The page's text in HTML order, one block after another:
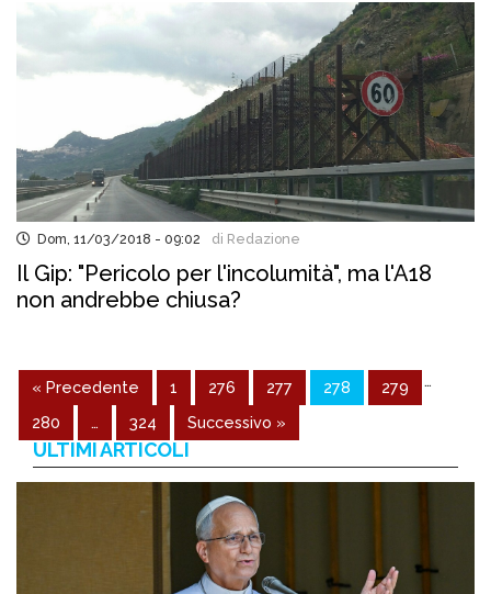
Dom, 11/03/2018 - 09:02 di Redazione
Il Gip: "Pericolo per l'incolumità", ma l'A18
non andrebbe chiusa?
« Precedente 1 …
276 277 278
279
280
… 324 Successivo »
ULTIMI ARTICOLI